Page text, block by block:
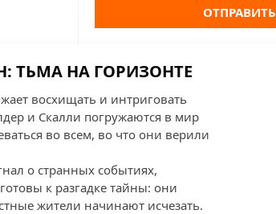
ОТПРАВИТЬ
ТЬМА НА ГОРИЗОНТЕ
восхищать и интриговать
и Скалли погружаются в мир
во всем, во что они верили
о странных событиях,
к разгадке тайны: они
жители начинают исчезать.